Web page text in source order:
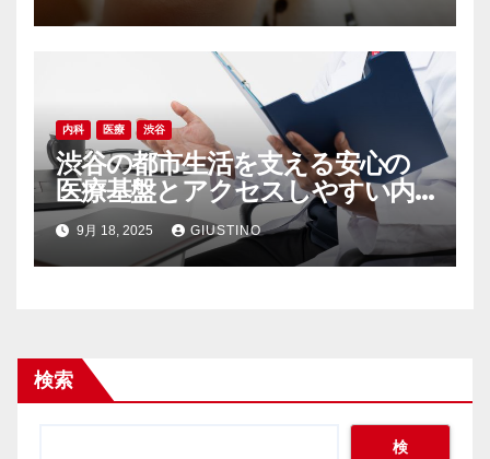
内科 医療 渋谷
渋谷の都市生活を支える安心の
医療基盤とアクセスしやすい内
科の魅力
9月 18, 2025 GIUSTINO
検索
検